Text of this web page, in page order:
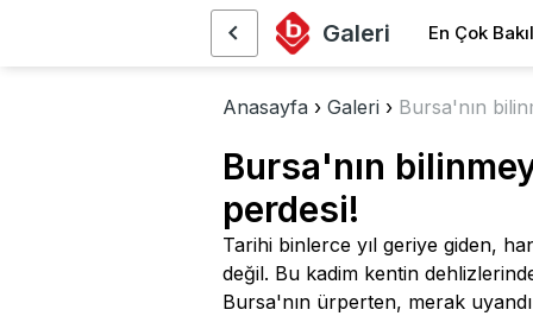
Galeri En Çok
Anasayfa › Galeri › Bursa'nın
Bursa'nın
perdesi!
Tarihi binlerce yıl geriye giden,
değil. Bu kadim kentin
Bursa'nın ürperten, merak